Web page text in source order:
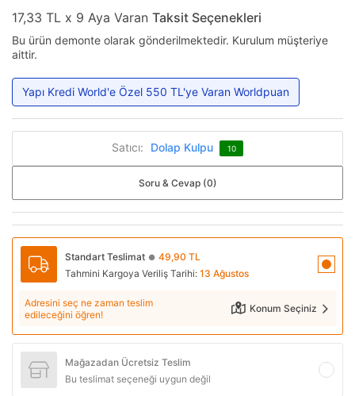
17,33 TL x 9 Aya Varan Taksit Seçenekleri
Bu ürün demonte olarak gönderilmektedir. Kurulum müşteriye
aittir.
Yapı Kredi World'e Özel 550 TL'ye Varan Worldpuan
Satıcı: Dolap Kulpu 10
Soru & Cevap (0)
Standart Teslimat ● 49,90 TL
Tahmini Kargoya Veriliş Tarihi: 13 Ağustos
Adresini seç ne zaman teslim
edileceğini öğren!
Konum Seçiniz
Mağazadan Ücretsiz Teslim
Bu teslimat seçeneği uygun değil